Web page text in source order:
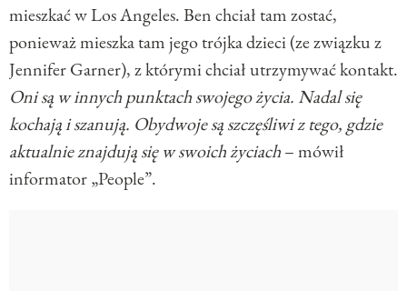
mieszkać w Los Angeles. Ben chciał tam zostać,
ponieważ mieszka tam jego trójka dzieci (ze związku z
Jennifer Garner), z którymi chciał utrzymywać kontakt.
Oni są w innych punktach swojego życia. Nadal się
kochają i szanują. Obydwoje są szczęśliwi z tego, gdzie
aktualnie znajdują się w swoich życiach– mówił
informator „People”.